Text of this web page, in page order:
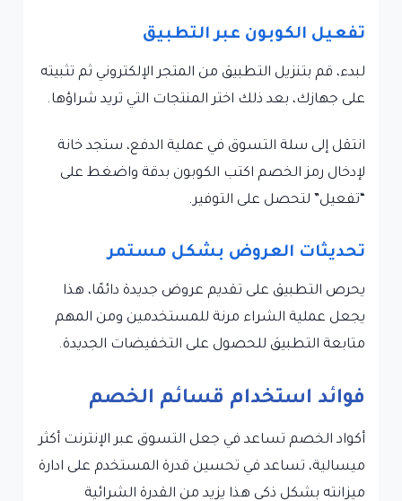
تفعيل الكوبون عبر التطبيق
لبدء، قم بتنزيل التطبيق من المتجر الإلكتروني ثم تثبيته
على جهازك، بعد ذلك اختر المنتجات التي تريد شراؤها.
انتقل إلى سلة التسوق في عملية الدفع، ستجد خانة
لإدخال رمز الخصم اكتب الكوبون بدقة واضغط على
“تفعيل” لتحصل على التوفير.
تحديثات العروض بشكل مستمر
يحرص التطبيق على تقديم عروض جديدة دائمًا، هذا
يجعل عملية الشراء مرنة للمستخدمين ومن المهم
متابعة التطبيق للحصول على التخفيضات الجديدة.
فوائد استخدام قسائم الخصم
أكواد الخصم تساعد في جعل التسوق عبر الإنترنت أكثر
ميسالية، تساعد في تحسين قدرة المستخدم على ادارة
ميزانته بشكل ذكي هذا يزيد من القدرة الشرائية